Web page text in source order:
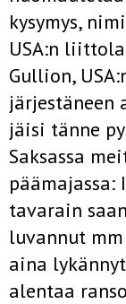
kysymys,
USA:n
Gullion,
järjestäneen
jäisi tänne
Saksassa
päämajassa:
tavarain
luvannut
aina
alentaa